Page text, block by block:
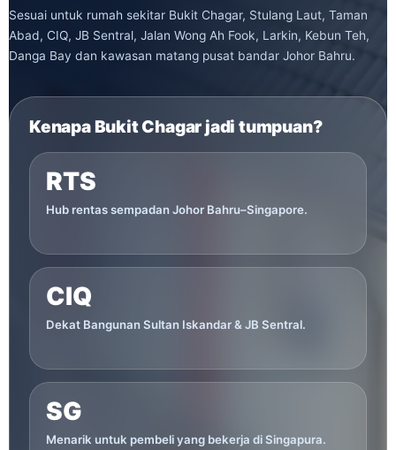
Sesuai untuk rumah sekitar Bukit Chagar, Stulang Laut, Taman
Abad, CIQ, JB Sentral, Jalan Wong Ah Fook, Larkin, Kebun Teh,
Danga Bay dan kawasan matang pusat bandar Johor Bahru.
Kenapa Bukit Chagar jadi tumpuan?
RTS
Hub rentas sempadan Johor Bahru–Singapore.
CIQ
Dekat Bangunan Sultan Iskandar & JB Sentral.
SG
Menarik untuk pembeli yang bekerja di Singapura.